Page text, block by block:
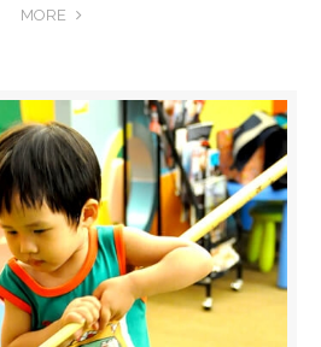
MORE